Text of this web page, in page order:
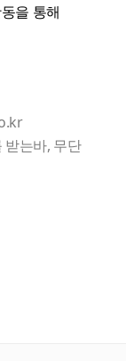
을 통해
는바, 무단